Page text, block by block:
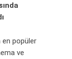
en popüler
ve